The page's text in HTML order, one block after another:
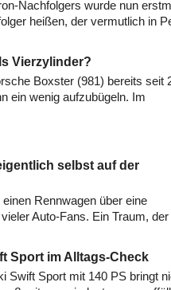
Nachfolgers wurde nun
heißen, der vermutlich in
Vierzylinder?
Boxster (981) bereits seit
ein wenig aufzubügeln. Im
selbst auf der
Rennwagen über eine
Auto-Fans. Ein Traum,
Sport im Alltags-Check
Swift Sport mit 140 PS bringt